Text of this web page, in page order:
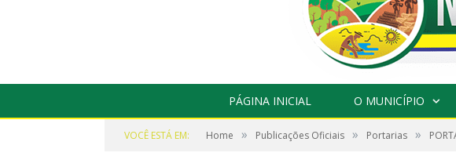
PÁGINA INICIAL O MUNICÍPIO
VOCÊ ESTÁ EM: Home » Publicações Oficiais » Portarias »